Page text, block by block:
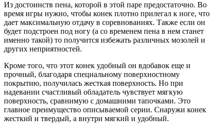
Из достоинств пена, которой в этой паре предостаточно. Во
время игры нужно, чтобы конек плотно прилегал к ноге, что
дает максимальную отдачу в соревнованиях. Также если он
будет подстроен под ногу (а со временем пена в нем станет
именно такой) то получится избежать различных мозолей и
других неприятностей.
Кроме того, что этот конек удобный он вдобавок еще и
прочный, благодаря специальному поверхностному
покрытию, получилась жесткая поверхность. Но при
надевании счастливый обладатель чувствует мягкую
поверхность, сравнимую с домашними тапочками. Это
главное преимущество описываемой серии. Снаружи конек
жесткий и твердый, а внутри мягкий и удобный.